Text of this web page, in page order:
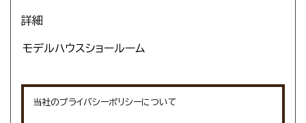
詳細
当社のプライバシーポリシーについて